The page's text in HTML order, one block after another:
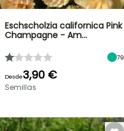
Eschscholzia californica Pink
Champagne - Am…
79
Desde3,90 €
Semillas